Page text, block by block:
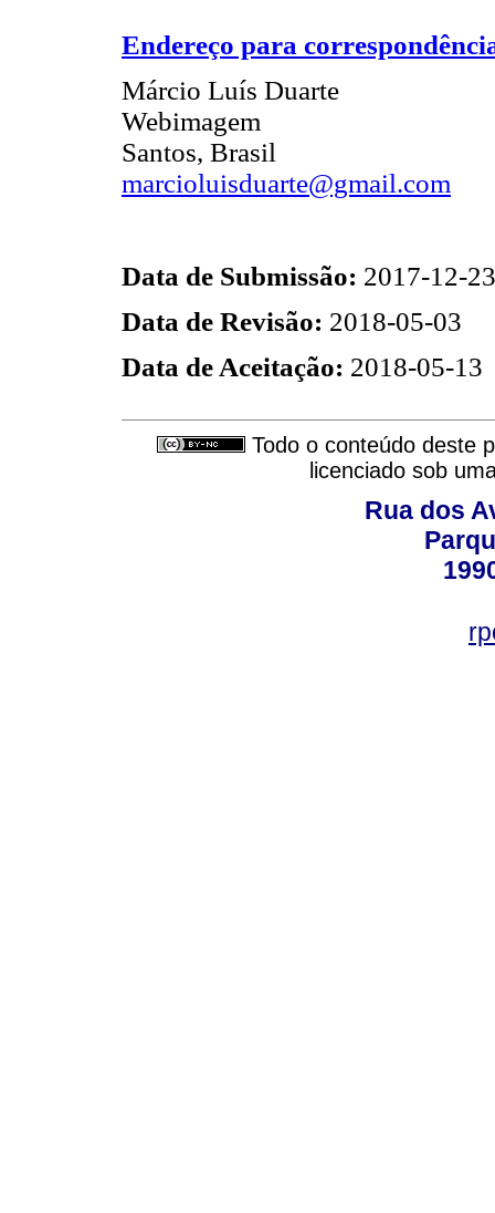
Endereço para
Márcio Luís Duarte
Webimagem
Santos, Brasil
marcioluisduarte@gmail.com
Data de Submissão: 2017-12-23
Data de Revisão: 2018-05-03
Data de Aceitação: 2018-05-13
Todo o conteúdo deste
licenciado sob
Rua dos